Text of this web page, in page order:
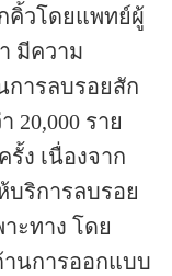
คิ้วโดยแพทย์ผู้
มีความ
การลบรอยสัก
20,000 ราย
ง เนื่องจาก
บริการลบรอย
ะทาง โดย
นการออกแบบ